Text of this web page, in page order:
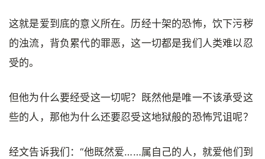
这就是爱到底的意义所在。历经十架的恐怖，饮下污秽
的浊流，背负累代的罪恶，这一切都是我们人类难以忍
受的。
但他为什么要经受这一切呢？既然他是唯一不该承受这
些的人，那他为什么还要忍受这地狱般的恐怖咒诅呢？
经文告诉我们：“他既然爱……属自己的人，就爱他们到